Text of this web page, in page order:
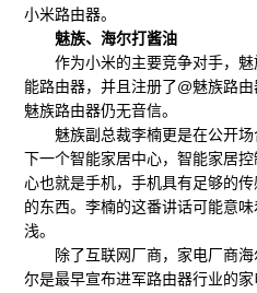
小米路由器。
魅族、海尔打酱油
作为小米的主要竞争对手，魅
能路由器，并且注册了@魅族路
魅族路由器仍无音信。
魅族副总裁李楠更是在公开场
下一个智能家居中心，智能家居
心也就是手机，手机具有足够的
的东西。李楠的这番讲话可能意
浅。
除了互联网厂商，家电厂商海
尔是最早宣布进军路由器行业的家